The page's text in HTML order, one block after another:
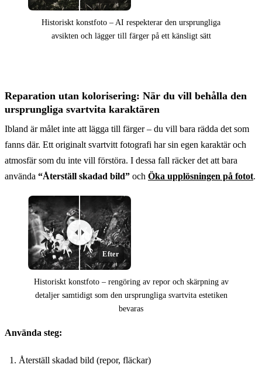
Historiskt konstfoto – AI respekterar den ursprungliga
avsikten och lägger till färger på ett känsligt sätt
Reparation utan kolorisering: När du vill behålla den
ursprungliga svartvita karaktären
Ibland är målet inte att lägga till färger – du vill bara rädda det som
fanns där. Ett originalt svartvitt fotografi har sin egen karaktär och
atmosfär som du inte vill förstöra. I dessa fall räcker det att bara
använda “Återställ skadad bild” och Öka upplösningen på fotot.
Efter
Historiskt konstfoto – rengöring av repor och skärpning av
detaljer samtidigt som den ursprungliga svartvita estetiken
bevaras
Använda steg:
Återställ skadad bild (repor, fläckar)